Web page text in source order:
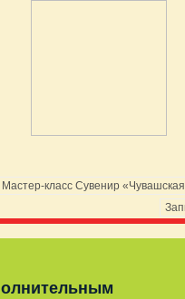
класс Cувенир «Чувашская